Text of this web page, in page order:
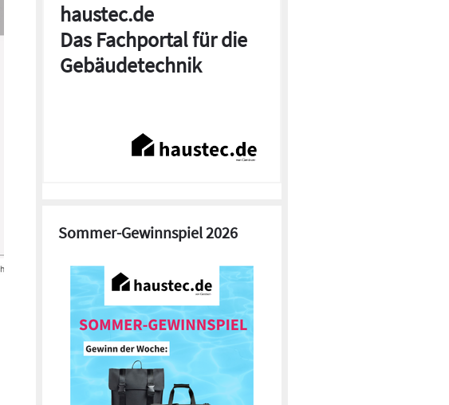
haustec.de
Das Fachportal für die
Gebäudetechnik
Sommer-Gewinnspiel 2026